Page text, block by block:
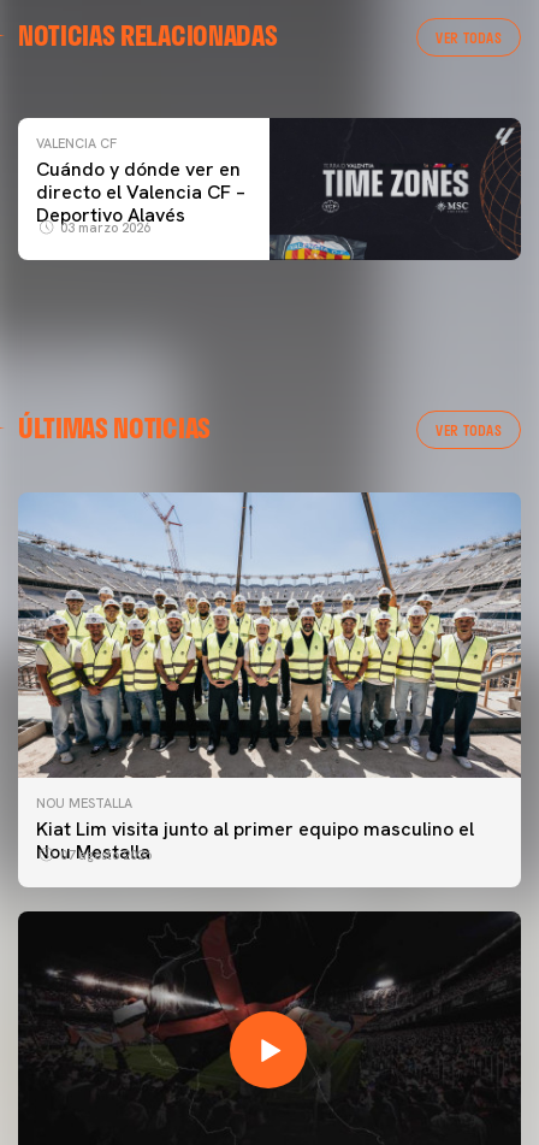
NOTICIAS RELACIONADAS VER TODAS
ENTRENAMIENTO DEL VALENCIA CF 04/03/26
VALENCIA CF
Cuándo y dónde ver en
directo el Valencia CF –
Deportivo Alavés
03 marzo 2026
ÚLTIMAS NOTICIAS VER TODAS
NOU MESTALLA
Kiat Lim visita junto al primer equipo masculino el
Nou Mestalla
07 agosto 2026